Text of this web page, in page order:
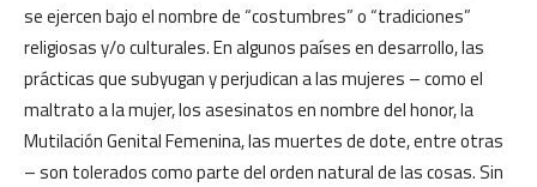
se ejercen bajo el nombre de “costumbres” o “tradiciones”
religiosas y/o culturales. En algunos países en desarrollo, las
prácticas que subyugan y perjudican a las mujeres – como el
maltrato a la mujer, los asesinatos en nombre del honor, la
Mutilación Genital Femenina, las muertes de dote, entre otras
– son tolerados como parte del orden natural de las cosas. Sin